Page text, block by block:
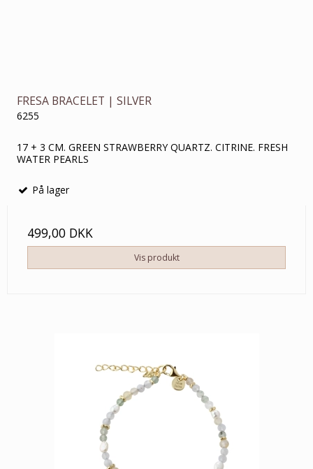
FRESA BRACELET | SILVER
6255
17 + 3 CM. GREEN STRAWBERRY QUARTZ. CITRINE. FRESH
WATER PEARLS
På lager
499,00 DKK
Vis produkt